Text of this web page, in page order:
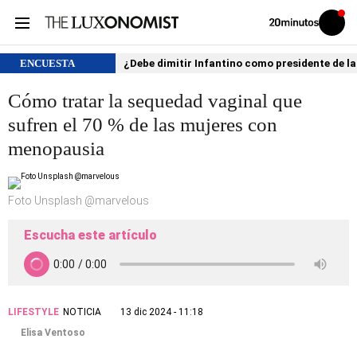
Volver
Iniciar
sesión
ENCUESTA ¿Debe dimitir Infantino como presidente de
Cómo tratar la sequedad vaginal que
sufren el 70 % de las mujeres con
menopausia
Foto Unsplash @marvelous
Escucha este artículo
LIFESTYLE NOTICIA
13 dic 2024 - 11:18
Elisa Ventoso